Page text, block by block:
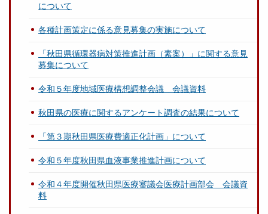
について
各種計画策定に係る意見募集の実施について
「秋田県循環器病対策推進計画（素案）」に関する意見
募集について
令和５年度地域医療構想調整会議 会議資料
秋田県の医療に関するアンケート調査の結果について
「第３期秋田県医療費適正化計画」について
令和５年度秋田県血液事業推進計画について
令和４年度開催秋田県医療審議会医療計画部会 会議資
料